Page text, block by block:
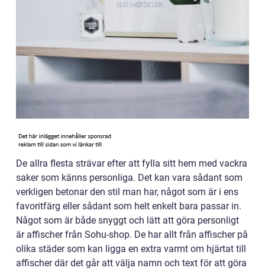
De allra flesta strävar efter att fylla sitt hem med vackra
saker som känns personliga. Det kan vara sådant som
verkligen betonar den stil man har, något som är i ens
favoritfärg eller sådant som helt enkelt bara passar in.
Något som är både snyggt och lätt att göra personligt
är affischer från Sohu-shop. De har allt från affischer på
olika städer som kan ligga en extra varmt om hjärtat till
affischer där det går att välja namn och text för att göra